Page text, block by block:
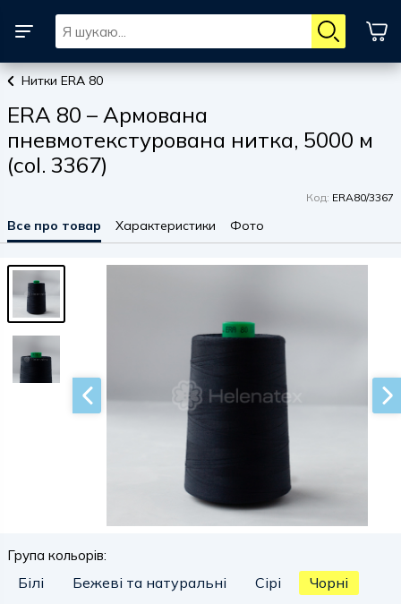
Нитки ERA 80
ERA 80 – Армована
пневмотекстурована нитка, 5000 м
(col. 3367)
Код: ERA80/3367
Все про товар Характеристики Фото
Група кольорів:
Білі Бежеві та натуральні Сірі
Чорні